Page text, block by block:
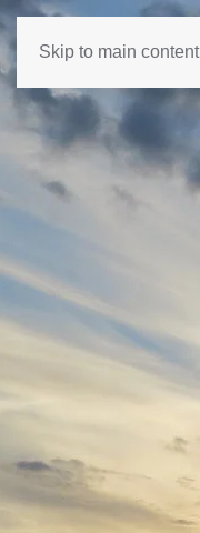
Skip to main content